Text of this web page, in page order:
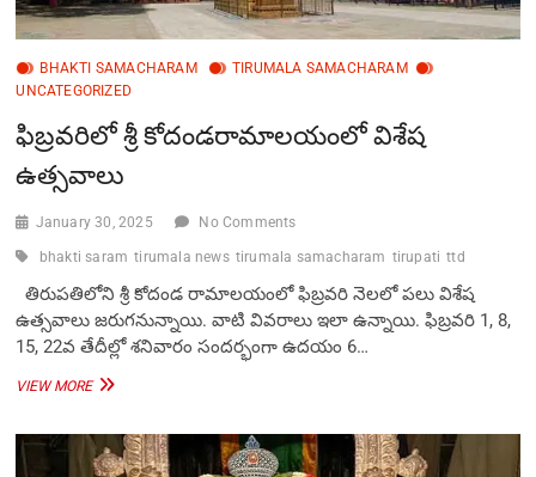
BHAKTI SAMACHARAM
TIRUMALA SAMACHARAM
UNCATEGORIZED
ఫిబ్ర‌వ‌రిలో శ్రీ కోదండరామాలయంలో విశేష
ఉత్సవాలు
January 30, 2025 No Comments
bhakti saram tirumala news tirumala samacharam tirupati ttd
తిరుపతిలోని శ్రీ కోదండ రామాలయంలో ఫిబ్ర‌వ‌రి నెలలో పలు విశేష
ఉత్సవాలు జరుగనున్నాయి. వాటి వివరాలు ఇలా ఉన్నాయి. ఫిబ్ర‌వ‌రి 1, 8,
15, 22వ‌ తేదీల్లో శనివారం సందర్భంగా ఉదయం 6…
VIEW MOREఫిబ్ర‌వ‌రిలో
విశేష
ఉత్సవాలు